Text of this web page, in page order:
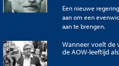
Een nieuwe
aan om een
aan te brengen.
Wanneer voelt de
de AOW-leeftijd